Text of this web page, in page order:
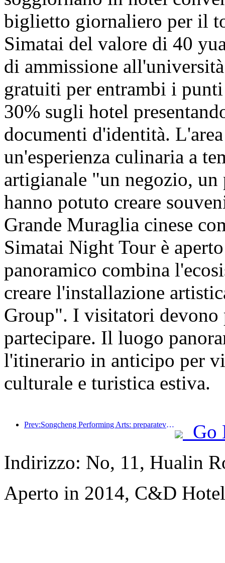
biglietto giornaliero per il
Simatai del valore di 40
di ammissione
gratuiti per entrambi i
30% sugli hotel
documenti d'identità.
un'esperienza culinaria a
artigianale "un negozio,
hanno potuto creare
Grande Muraglia cinese
Simatai Night Tour è
panoramico combina
creare l'installazione
Group". I visitatori devono
partecipare. Il luogo
l'itinerario in anticipo per
culturale e turistica estiva.
Prev:Songcheng Performing Arts: preparatevi sia per il mercato che per gli eventi durante l'alta stagione turistica estiva
Go
Indirizzo: No, 11, Hualin
Aperto in 2014, C&D